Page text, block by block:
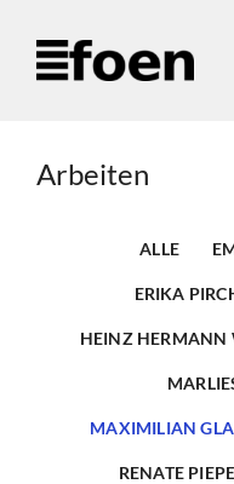
Inhalt
springen
Arbeiten
ALLE
ERIKA
HEINZ HERMANN
MAXIMILIAN
RENATE